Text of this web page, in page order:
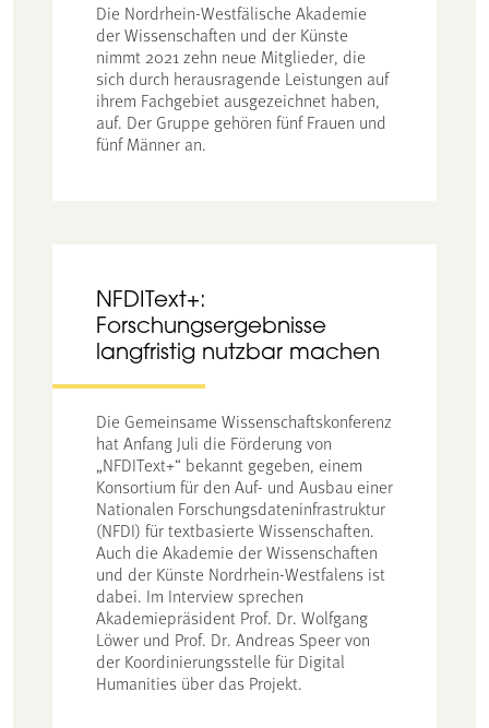
Die Nordrhein-Westfälische Akademie
der Wissenschaften und der Künste
nimmt 2021 zehn neue Mitglieder, die
sich durch herausragende Leistungen auf
ihrem Fachgebiet ausgezeichnet haben,
auf. Der Gruppe gehören fünf Frauen und
fünf Männer an.
NFDIText+:
Forschungsergebnisse
langfristig nutzbar machen
Die Gemeinsame Wissenschaftskonferenz
hat Anfang Juli die Förderung von
„NFDIText+“ bekannt gegeben, einem
Konsortium für den Auf- und Ausbau einer
Nationalen Forschungsdateninfrastruktur
(NFDI) für textbasierte Wissenschaften.
Auch die Akademie der Wissenschaften
und der Künste Nordrhein-Westfalens ist
dabei. Im Interview sprechen
Akademiepräsident Prof. Dr. Wolfgang
Löwer und Prof. Dr. Andreas Speer von
der Koordinierungsstelle für Digital
Humanities über das Projekt.